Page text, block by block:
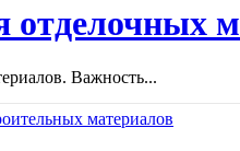
отделочных
Важность...